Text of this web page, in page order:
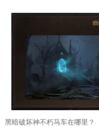
黑暗破坏神不朽马车在哪里？